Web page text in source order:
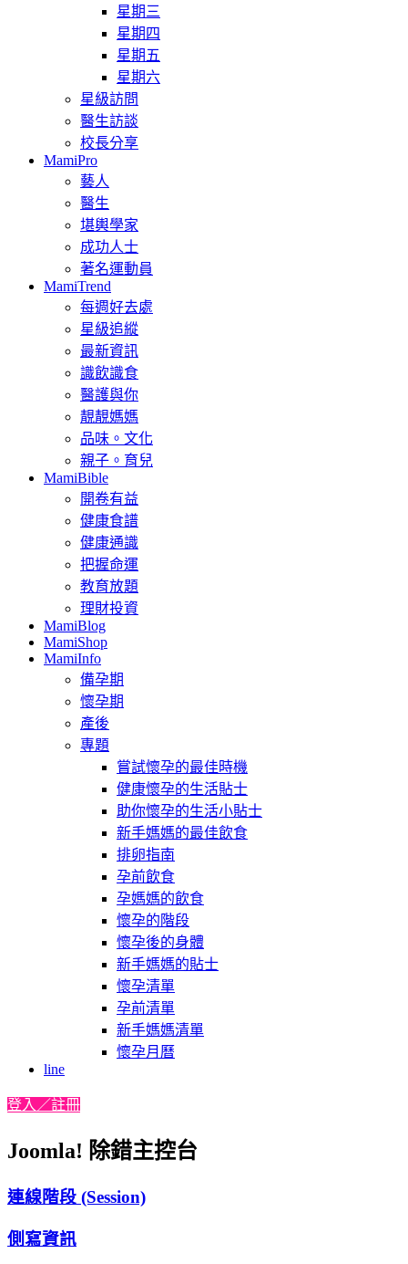
星期三
星期四
星期五
星期六
星級訪問
醫生訪談
校長分享
MamiPro
藝人
醫生
堪輿學家
成功人士
著名運動員
MamiTrend
每週好去處
星級追縱
最新資訊
識飲識食
醫護與你
靚靚媽媽
品味。文化
親子。育兒
MamiBible
開卷有益
健康食譜
健康通識
把握命運
教育放題
理財投資
MamiBlog
MamiShop
MamiInfo
備孕期
懷孕期
產後
專題
嘗試懷孕的最佳時機
健康懷孕的生活貼士
助你懷孕的生活小貼士
新手媽媽的最佳飲食
排卵指南
孕前飲食
孕媽媽的飲食
懷孕的階段
懷孕後的身體
新手媽媽的貼士
懷孕清單
孕前清單
新手媽媽清單
懷孕月曆
line
登入／註冊
Joomla! 除錯主控台
連線階段 (Session)
側寫資訊